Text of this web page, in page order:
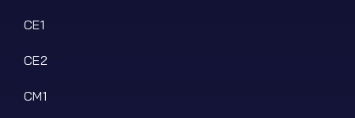
CE1
CE2
CM1